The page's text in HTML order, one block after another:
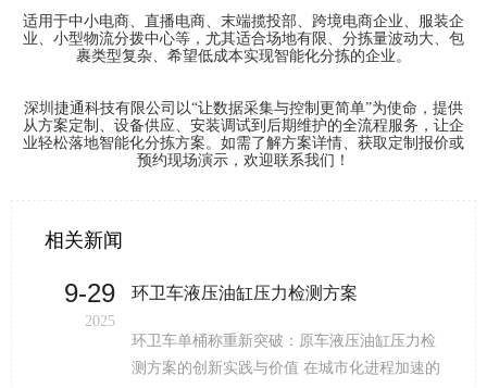
适用于中小电商、直播电商、末端揽投部、跨境电商企业、服装企
业、小型物流分拨中心等，尤其适合场地有限、分拣量波动大、包
裹类型复杂、希望低成本实现智能化分拣的企业。
深圳捷通科技有限公司以“让数据采集与控制更简单”为使命，提供
从方案定制、设备供应、安装调试到后期维护的全流程服务，让企
业轻松落地智能化分拣方案。如需了解方案详情、获取定制报价或
预约现场演示，欢迎联系我们！
相关新闻
车液压油缸压力检
城市化进程加速的
9-25 环卫平板车整车称重系统
环卫平板车整车称重系统：赋
管理的智能解决方案 在城市化